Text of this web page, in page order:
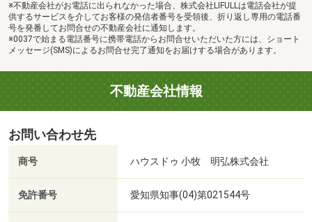
※不動産会社がお電話に出られなかった場合、株式会社LIFULLは電話会社が提
供するサービスを介してお客様の発信者番号を受領後、折り返し専用の電話番
号を発番してお問合せの不動産会社に通知します。
※0037で始まる電話番号に携帯電話からお問合せいただいた方には、ショート
メッセージ(SMS)によるお問合せ完了通知をお届けする場合があります。
不動産会社情報
お問い合わせ先
商号 ハウスドゥ 小牧 明弘株式会社
免許番号 愛知県知事(04)第021544号